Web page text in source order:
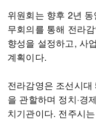
위원회는 향후 2년
무회의를 통해 전라
향성을 설정하고, 사
계획이다.
전라감영은 조선시대
을 관할하며 정치·경
치기관이다. 전주시